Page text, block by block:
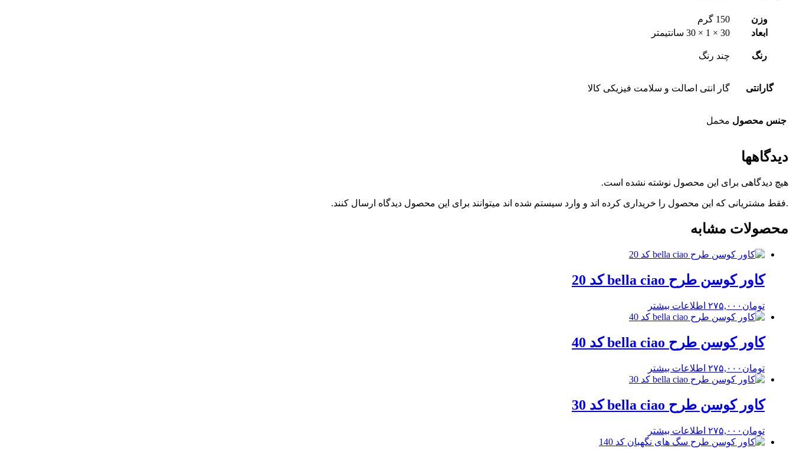
وزن
150 گرم
ابعاد
30 × 1 × 30 سانتیمتر
رنگ چند رنگ
گارانتی گار انتی اصالت و سلامت فیزیکی کالا
جنس محصول مخمل
دیدگاهها
هیچ دیدگاهی برای این محصول نوشته نشده است.
.فقط مشتریانی که این محصول را خریداری کرده اند و وارد سیستم شده اند میتوانند برای این محصول دیدگاه ارسال کنند.
محصولات مشابه
کاور کوسن طرح bella ciao کد 20
تومان ۲۷۵,۰۰۰ اطلاعات بیشتر
کاور کوسن طرح bella ciao کد 40
تومان ۲۷۵,۰۰۰ اطلاعات بیشتر
کاور کوسن طرح bella ciao کد 30
تومان ۲۷۵,۰۰۰ اطلاعات بیشتر